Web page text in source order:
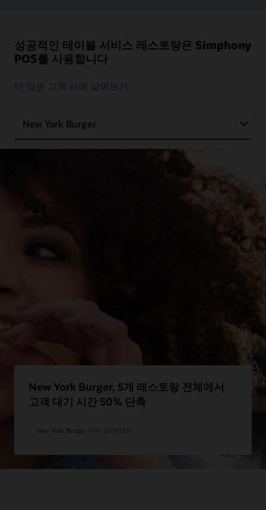
성공적인 테이블 서비스 레스토랑은 Simphony
POS를 사용합니다
더 많은 고객 사례 살펴보기
New York Burger
New York Burger, 5개 레스토랑 전체에서
고객 대기 시간 50% 단축
New York Burger 사례 보기(1:57)